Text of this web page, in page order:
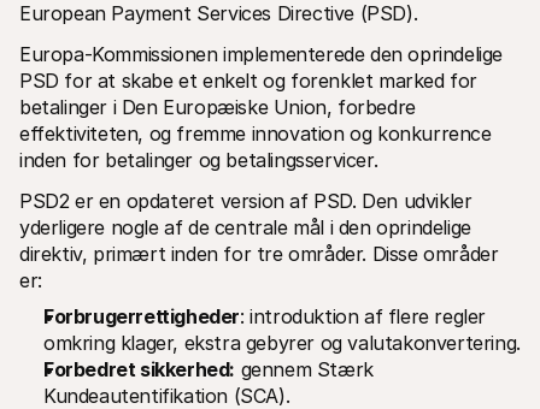
European Payment Services Directive (PSD).
Europa-Kommissionen implementerede den oprindelige
PSD for at skabe et enkelt og forenklet marked for
betalinger i Den Europæiske Union, forbedre
effektiviteten, og fremme innovation og konkurrence
inden for betalinger og betalingsservicer.
PSD2 er en opdateret version af PSD. Den udvikler
yderligere nogle af de centrale mål i den oprindelige
direktiv, primært inden for tre områder. Disse områder
er:
Forbrugerrettigheder: introduktion af flere regler
omkring klager, ekstra gebyrer og valutakonvertering.
Forbedret sikkerhed: gennem Stærk
Kundeautentifikation (SCA).